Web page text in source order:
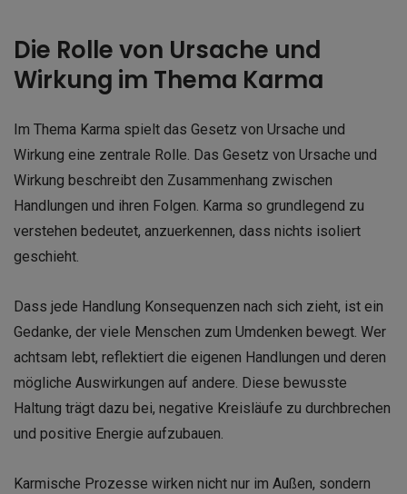
Die Rolle von Ursache und
Wirkung im Thema Karma
Im Thema Karma spielt das Gesetz von Ursache und
Wirkung eine zentrale Rolle. Das Gesetz von Ursache und
Wirkung beschreibt den Zusammenhang zwischen
Handlungen und ihren Folgen. Karma so grundlegend zu
verstehen bedeutet, anzuerkennen, dass nichts isoliert
geschieht.
Dass jede Handlung Konsequenzen nach sich zieht, ist ein
Gedanke, der viele Menschen zum Umdenken bewegt. Wer
achtsam lebt, reflektiert die eigenen Handlungen und deren
mögliche Auswirkungen auf andere. Diese bewusste
Haltung trägt dazu bei, negative Kreisläufe zu durchbrechen
und positive Energie aufzubauen.
Karmische Prozesse wirken nicht nur im Außen, sondern